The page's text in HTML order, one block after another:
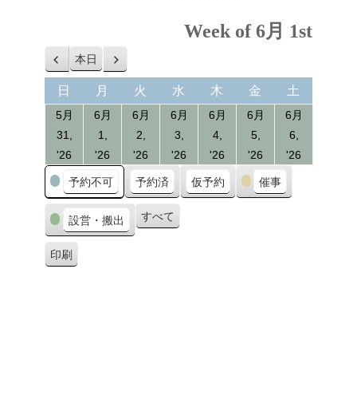
Week of 6月 1st
前
へ
本日
次
へ
日
曜
月
曜
火
曜
水
曜
木
曜
金
曜
土
曜
5月
31,
'26 31/05/2026
6月
1,
'26 01/06/2026
6月
2,
'26 02/06/2026
6月
3,
'26 03/06/2026
6月
4,
'26 04/06/2026
6月
5,
'26 05/06/2026
6月
6,
'26
カ
テ
ゴ
リ
ー
予約不可 予約済 仮予約 催事
設営・搬出 すべて
印刷